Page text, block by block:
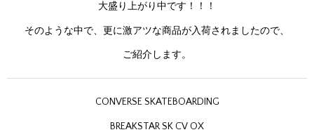
大盛り上がり中です！！！
そのような中で、更に激アツな商品が入荷されましたので、
ご紹介します。
CONVERSE SKATEBOARDING
BREAKSTAR SK CV OX